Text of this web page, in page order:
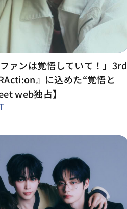
ファンは覚悟していて！」3rd
』に込めた“覚悟と
web独占】